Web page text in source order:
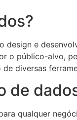
design e
o público-alvo,
diversas
de
qualquer